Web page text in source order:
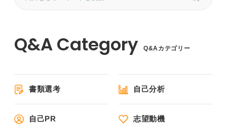
Q&Aカテゴリー
書類選考 自己分析
自己PR 志望動機